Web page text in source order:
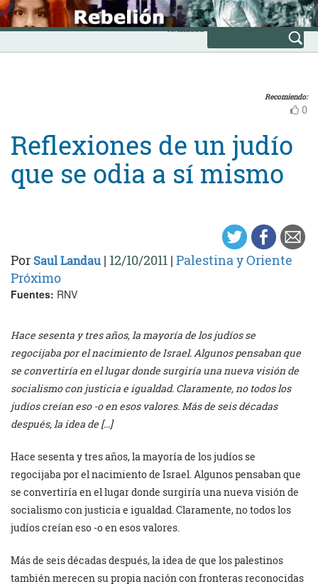
Skip
to
content
INICIO
Avanzada
Recomiendo:
0
Reflexiones de un judío
que se odia a sí mismo
Por Saul Landau | 12/10/2011 | Palestina y Oriente
Próximo
Fuentes: RNV
Hace sesenta y tres años, la mayoría de los judíos se
regocijaba por el nacimiento de Israel. Algunos pensaban que
se convertiría en el lugar donde surgiría una nueva visión de
socialismo con justicia e igualdad. Claramente, no todos los
judíos creían eso -o en esos valores. Más de seis décadas
después, la idea de […]
Hace sesenta y tres años, la mayoría de los judíos se
regocijaba por el nacimiento de Israel. Algunos pensaban que
se convertiría en el lugar donde surgiría una nueva visión de
socialismo con justicia e igualdad. Claramente, no todos los
judíos creían eso -o en esos valores.
Más de seis décadas después, la idea de que los palestinos
también merecen su propia nación con fronteras reconocidas